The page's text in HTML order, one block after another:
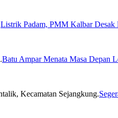
Listrik Padam, PMM Kalbar Desak
Batu Ampar Menata Masa Depan